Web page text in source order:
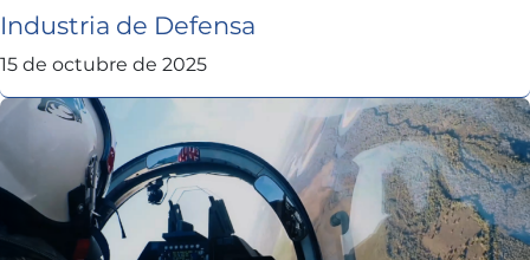
Industria de Defensa
15 de octubre de 2025